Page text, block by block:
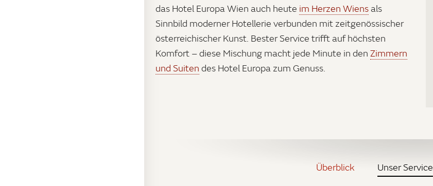
das Hotel Europa Wien auch heute im Herzen Wiensals
Sinnbild moderner Hotellerie verbunden mit zeitgenössischer
österreichischer Kunst. Bester Service trifft auf höchsten
Komfort – diese Mischung macht jede Minute in den Zimmern
und Suiten des Hotel Europa zum Genuss.
Überblick Unser Service